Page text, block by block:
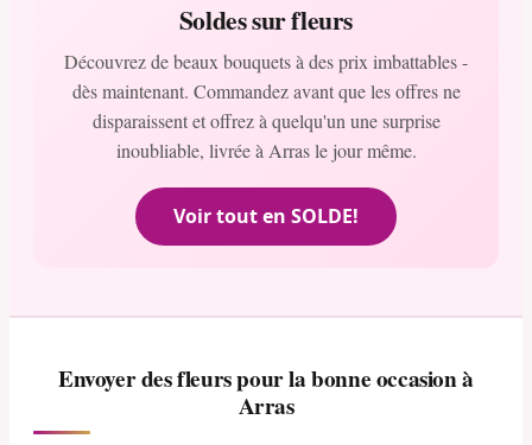
Soldes sur fleurs
Découvrez de beaux bouquets à des prix imbattables -
dès maintenant. Commandez avant que les offres ne
disparaissent et offrez à quelqu'un une surprise
inoubliable, livrée à Arras le jour même.
Voir tout en SOLDE!
Envoyer des fleurs pour la bonne occasion à
Arras